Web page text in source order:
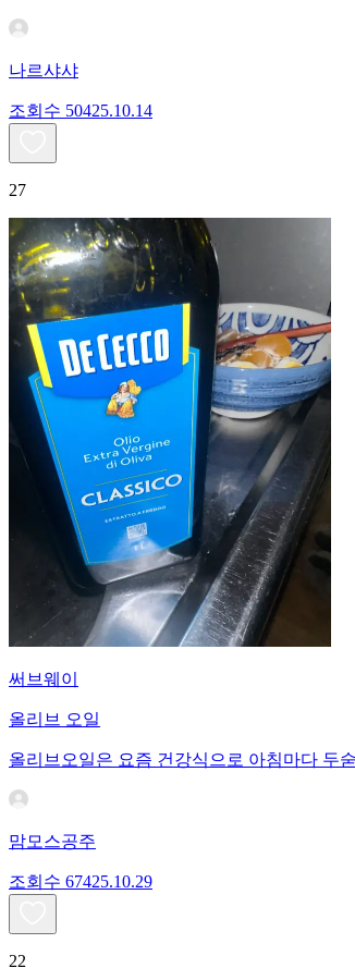
나르샤샤
조회수 50425.10.14
27
써브웨이
올리브 오일
올리브오일은 요즘 건강식으로 아침마다 두
맘모스공주
조회수 67425.10.29
22